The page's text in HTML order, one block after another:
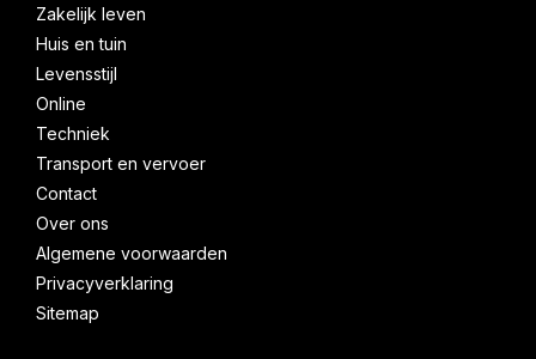
Zakelijk leven
Huis en tuin
Levensstijl
Online
Techniek
Transport en vervoer
Contact
Over ons
Algemene voorwaarden
Privacyverklaring
Sitemap